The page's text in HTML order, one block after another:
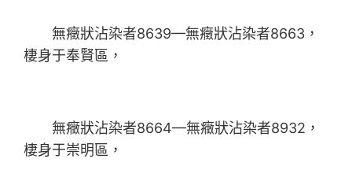
無癥狀沾染者8639—無癥狀沾染者8663，
棲身于奉賢區，
無癥狀沾染者8664—無癥狀沾染者8932，
棲身于崇明區，